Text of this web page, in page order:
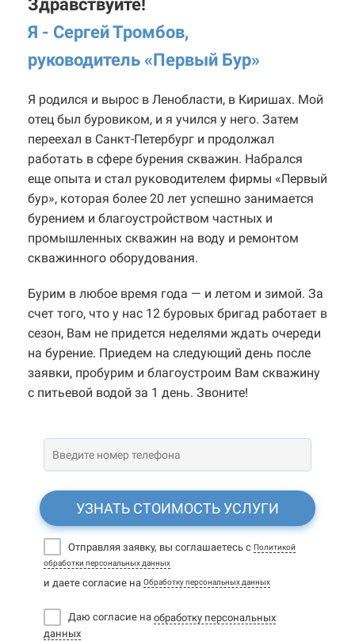
Здравствуйте!
Я - Сергей Тромбов,
руководитель «Первый Бур»
Я родился и вырос в Ленобласти, в Киришах. Мой
отец был буровиком, и я учился у него. Затем
переехал в Санкт-Петербург и продолжал
работать в сфере бурения скважин. Набрался
еще опыта и стал руководителем фирмы «Первый
бур», которая более 20 лет успешно занимается
бурением и благоустройством частных и
промышленных скважин на воду и ремонтом
скважинного оборудования.
Бурим в любое время года — и летом и зимой. За
счет того, что у нас 12 буровых бригад работает в
сезон, Вам не придется неделями ждать очереди
на бурение. Приедем на следующий день после
заявки, пробурим и благоустроим Вам скважину
с питьевой водой за 1 день. Звоните!
УЗНАТЬ СТОИМОСТЬ УСЛУГИ
Отправляя заявку, вы соглашаетесь с Политикой
обработки персональных данных
и даете согласие на Обработку персональных данных
Даю согласие на обработку персональных
данных